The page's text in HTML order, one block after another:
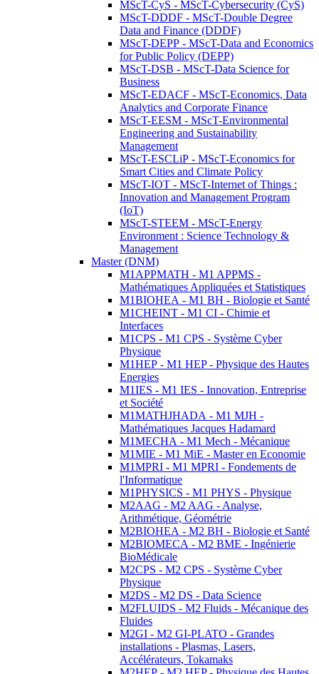
MScT-CyS - MScT-Cybersecurity (CyS)
MScT-DDDF - MScT-Double Degree
Data and Finance (DDDF)
MScT-DEPP - MScT-Data and Economics
for Public Policy (DEPP)
MScT-DSB - MScT-Data Science for
Business
MScT-EDACF - MScT-Economics, Data
Analytics and Corporate Finance
MScT-EESM - MScT-Environmental
Engineering and Sustainability
Management
MScT-ESCLiP - MScT-Economics for
Smart Cities and Climate Policy
MScT-IOT - MScT-Internet of Things :
Innovation and Management Program
(IoT)
MScT-STEEM - MScT-Energy
Environment : Science Technology &
Management
Master (DNM)
M1APPMATH - M1 APPMS -
Mathématiques Appliquées et Statistiques
M1BIOHEA - M1 BH - Biologie et Santé
M1CHEINT - M1 CI - Chimie et
Interfaces
M1CPS - M1 CPS - Système Cyber
Physique
M1HEP - M1 HEP - Physique des Hautes
Energies
M1IES - M1 IES - Innovation, Entreprise
et Société
M1MATHJHADA - M1 MJH -
Mathématiques Jacques Hadamard
M1MECHA - M1 Mech - Mécanique
M1MIE - M1 MiE - Master en Economie
M1MPRI - M1 MPRI - Fondements de
l'Informatique
M1PHYSICS - M1 PHYS - Physique
M2AAG - M2 AAG - Analyse,
Arithmétique, Géométrie
M2BIOHEA - M2 BH - Biologie et Santé
M2BIOMECA - M2 BME - Ingénierie
BioMédicale
M2CPS - M2 CPS - Système Cyber
Physique
M2DS - M2 DS - Data Science
M2FLUIDS - M2 Fluids - Mécanique des
Fluides
M2GI - M2 GI-PLATO - Grandes
installations - Plasmas, Lasers,
Accélérateurs, Tokamaks